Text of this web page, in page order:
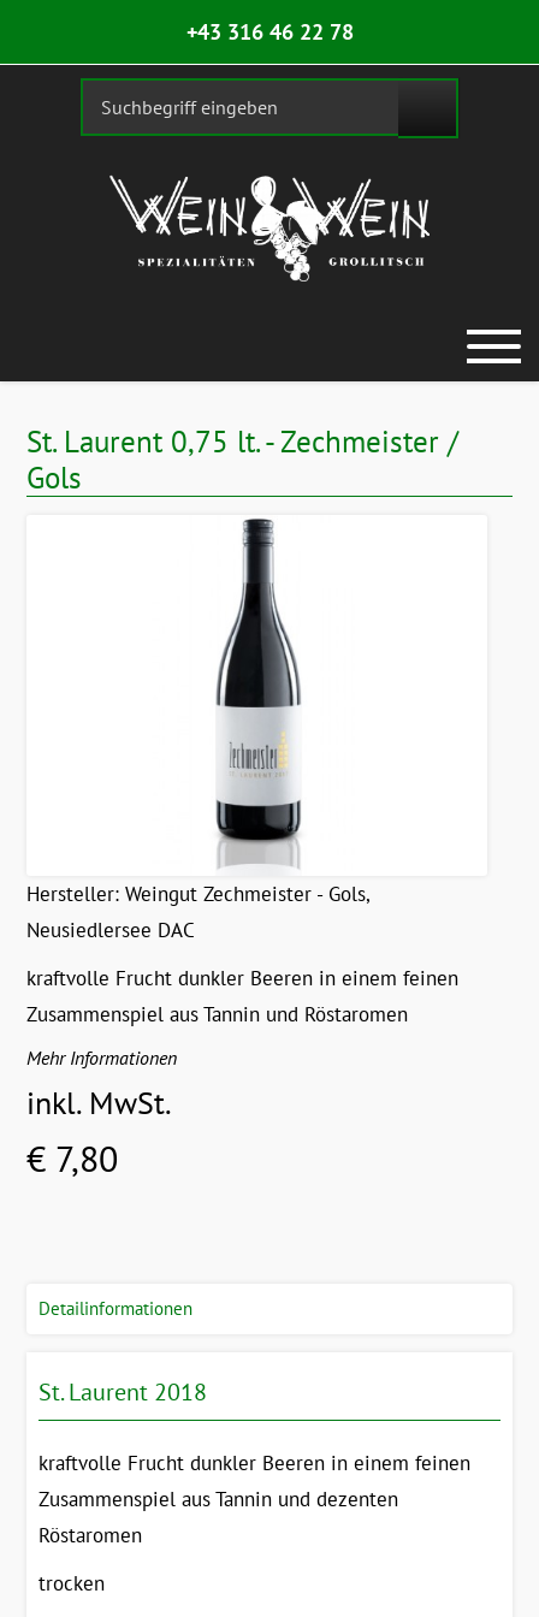
+43 316 46 22 78
St. Laurent 0,75 lt. - Zechmeister /
Gols
Hersteller:Weingut Zechmeister - Gols,
Neusiedlersee DAC
kraftvolle Frucht dunkler Beeren in einem feinen
Zusammenspiel aus Tannin und Röstaromen
Mehr Informationen
inkl. MwSt.
€ 7,80
Detailinformationen
St. Laurent 2018
kraftvolle Frucht dunkler Beeren in einem feinen
Zusammenspiel aus Tannin und dezenten
Röstaromen
trocken